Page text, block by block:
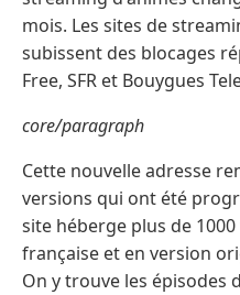
mois. Les sites de
subissent des blocages
Free, SFR et Bouygues
core/paragraph
Cette nouvelle adresse
versions qui ont été
site héberge plus de
française et en version
On y trouve les épisodes